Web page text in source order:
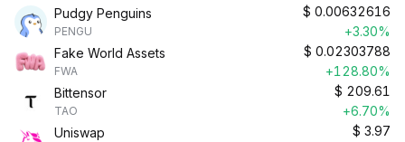
Pudgy Penguins
PENGU
$ 0.00632616
+3.30%
Fake World Assets
FWA
$ 0.02303788
+128.80%
Bittensor
TAO
$ 209.61
+6.70%
Uniswap
$ 3.97